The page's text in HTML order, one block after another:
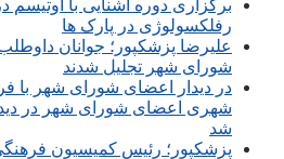
برگزاری دوره آشنایی با
رفلکسولوژی در پارک ها
علیرضا پزشکپور؛ جوانان
شورای شهر تجلیل شدند
در دیدار اعضای شورای شهر با
شهری اعضای شورای شهر در
شد
پزشکپور؛ رئیس کمیسیون